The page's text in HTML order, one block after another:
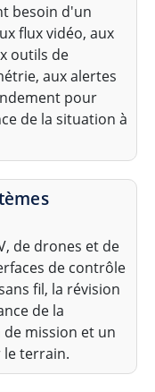
besoin d'un
flux vidéo, aux
outils de
aux alertes
pour
de la situation à
de drones et de
de contrôle
fil, la révision
de la
mission et un
terrain.